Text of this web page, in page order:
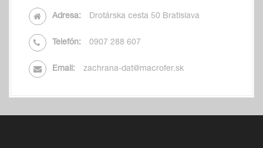
Adresa: Drotárska cesta 50 Bratislava
Telefón: 0907 288 607
Email: zachrana-dat@macrofer.sk